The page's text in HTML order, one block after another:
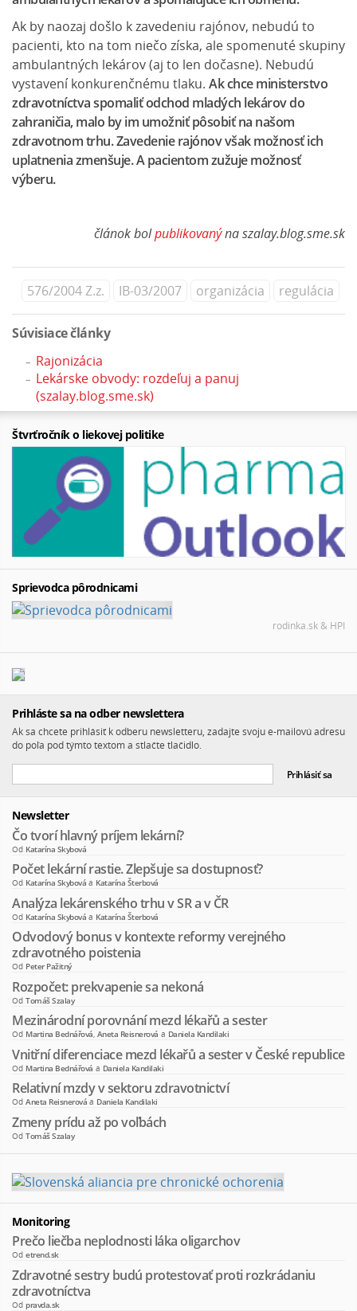
Ak by naozaj došlo k zavedeniu rajónov, nebudú to
pacienti, kto na tom niečo získa, ale spomenuté skupiny
ambulantných lekárov (aj to len dočasne). Nebudú
vystavení konkurenčnému tlaku. Ak chce ministerstvo
zdravotníctva spomaliť odchod mladých lekárov do
zahraničia, malo by im umožniť pôsobiť na našom
zdravotnom trhu. Zavedenie rajónov však možnosť ich
uplatnenia zmenšuje. A pacientom zužuje možnosť
výberu.
článok bolpublikovanýna szalay.blog.sme.sk
576/2004 Z.z. IB-03/2007 organizácia regulácia
Súvisiace články
Rajonizácia
Lekárske obvody: rozdeľuj a panuj
(szalay.blog.sme.sk)
Štvrťročník o liekovej politike
Sprievodca pôrodnicami
rodinka.sk & HPI
Prihláste sa na odber newslettera
Ak sa chcete prihlásiť k odberu newsletteru, zadajte svoju e-mailovú adresu
do poľa pod týmto textom a stlačte tlačidlo.
Newsletter
Čo tvorí hlavný príjem lekární?
Od Katarína Skybová
Počet lekární rastie. Zlepšuje sa dostupnosť?
Od Katarína Skybová a Katarína Šterbová
Analýza lekárenského trhu v SR a v ČR
Od Katarína Skybová a Katarína Šterbová
Odvodový bonus v kontexte reformy verejného
zdravotného poistenia
Od Peter Pažitný
Rozpočet: prekvapenie sa nekoná
Od Tomáš Szalay
Mezinárodní porovnání mezd lékařů a sester
Od Martina Bednářová, Aneta Reisnerová a Daniela Kandilaki
Vnitřní diferenciace mezd lékařů a sester v České republice
Od Martina Bednářová a Daniela Kandilaki
Relativní mzdy v sektoru zdravotnictví
Od Aneta Reisnerová a Daniela Kandilaki
Zmeny prídu až po voľbách
Od Tomáš Szalay
Monitoring
Prečo liečba neplodnosti láka oligarchov
Od etrend.sk
Zdravotné sestry budú protestovať proti rozkrádaniu
zdravotníctva
Od pravda.sk